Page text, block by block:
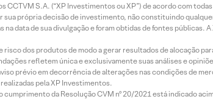
CCTVM S.A. (“XP Investimentos ou XP”) de acordo com
própria decisão de investimento, não constituindo
data de sua divulgação e foram obtidas de fontes públicas.
dos produtos de modo a gerar resultados de alocação
refletem única e exclusivamente suas análises e
prévio em decorrência de alterações nas condições de
pela XP Investimentos.
da Resolução CVM nº 20/2021 está indicado